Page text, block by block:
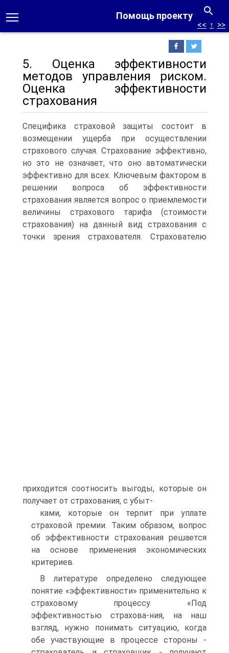
Помощь проекту
<< ↑ >>
5. Оценка эффективности
методов управления риском.
Оценка эффективности
страхования
Специфика страховой защиты состоит в
возмещении ущерба при осуществлении
страхового случая. Страхование эффективно,
но это не означает, что оно автоматически
эффективно для всех. Ключевым фактором в
решении вопроса об эффективности
страхования является вопрос о приемлемости
величины страхового тарифа (стоимости
страхования) на данный вид страхования с
точки зрения страхователя. Страхователю
приходится соотносить выгоды, которые он
получает от страхования, с убыт-
ками, которые он терпит при уплате
страховой премии. Таким образом, вопрос
об эффективности страхования решается
на основе применения экономических
критериев.
В литературе определено следующее
понятие «эффективности» применительно к
страховому процессу. «Под
эффективностью страхова-ния, на наш
взгляд, нужно понимать ситуацию, когда
обе участвующие в процессе стороны -